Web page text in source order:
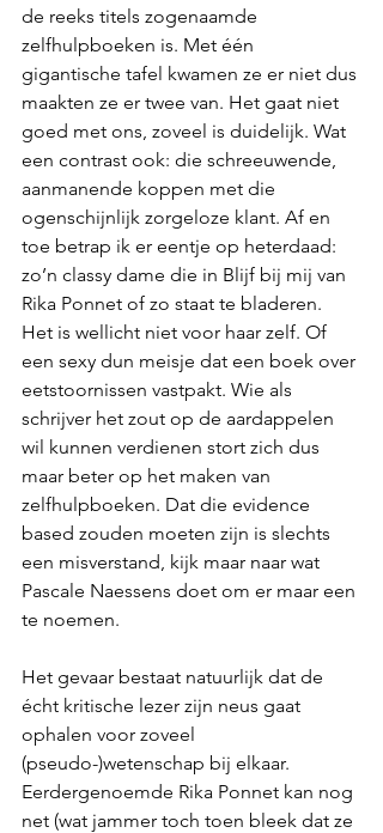
de reeks titels zogenaamde
zelfhulpboeken is. Met één
gigantische tafel kwamen ze er niet dus
maakten ze er twee van. Het gaat niet
goed met ons, zoveel is duidelijk. Wat
een contrast ook: die schreeuwende,
aanmanende koppen met die
ogenschijnlijk zorgeloze klant. Af en
toe betrap ik er eentje op heterdaad:
zo’n classy dame die in Blijf bij mij van
Rika Ponnet of zo staat te bladeren.
Het is wellicht niet voor haar zelf. Of
een sexy dun meisje dat een boek over
eetstoornissen vastpakt. Wie als
schrijver het zout op de aardappelen
wil kunnen verdienen stort zich dus
maar beter op het maken van
zelfhulpboeken. Dat die evidence
based zouden moeten zijn is slechts
een misverstand, kijk maar naar wat
Pascale Naessens doet om er maar een
te noemen.
Het gevaar bestaat natuurlijk dat de
écht kritische lezer zijn neus gaat
ophalen voor zoveel
(pseudo-)wetenschap bij elkaar.
Eerdergenoemde Rika Ponnet kan nog
net (wat jammer toch toen bleek dat ze